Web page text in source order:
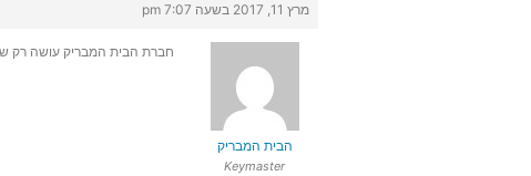
מרץ 11, 2017 בשעה 7:07 pm
הבית המבריק
Keymaster
חברת הבית המבריק עושה רק